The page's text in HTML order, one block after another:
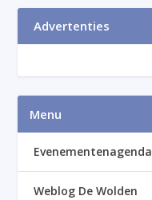
Advertenties
Menu
Evenementenagenda
Weblog De Wolden